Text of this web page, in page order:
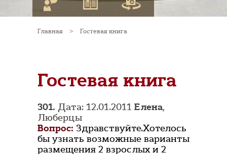
Главная > Гостевая книга
Гостевая книга
301. Дата: 12.01.2011 Елена,
Люберцы
Вопрос: Здравствуйте.Хотелось
бы узнать возможные варианты
размещения 2 взрослых и 2